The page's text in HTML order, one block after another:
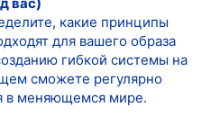
какие принципы
для вашего образа
гибкой системы на
сможете регулярно
в меняющемся мире.